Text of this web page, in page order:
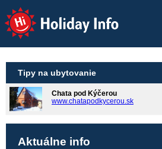
Holiday Info
Tipy na ubytovanie
Chata pod Kýčerou
www.chatapodkycerou.sk
Aktuálne info